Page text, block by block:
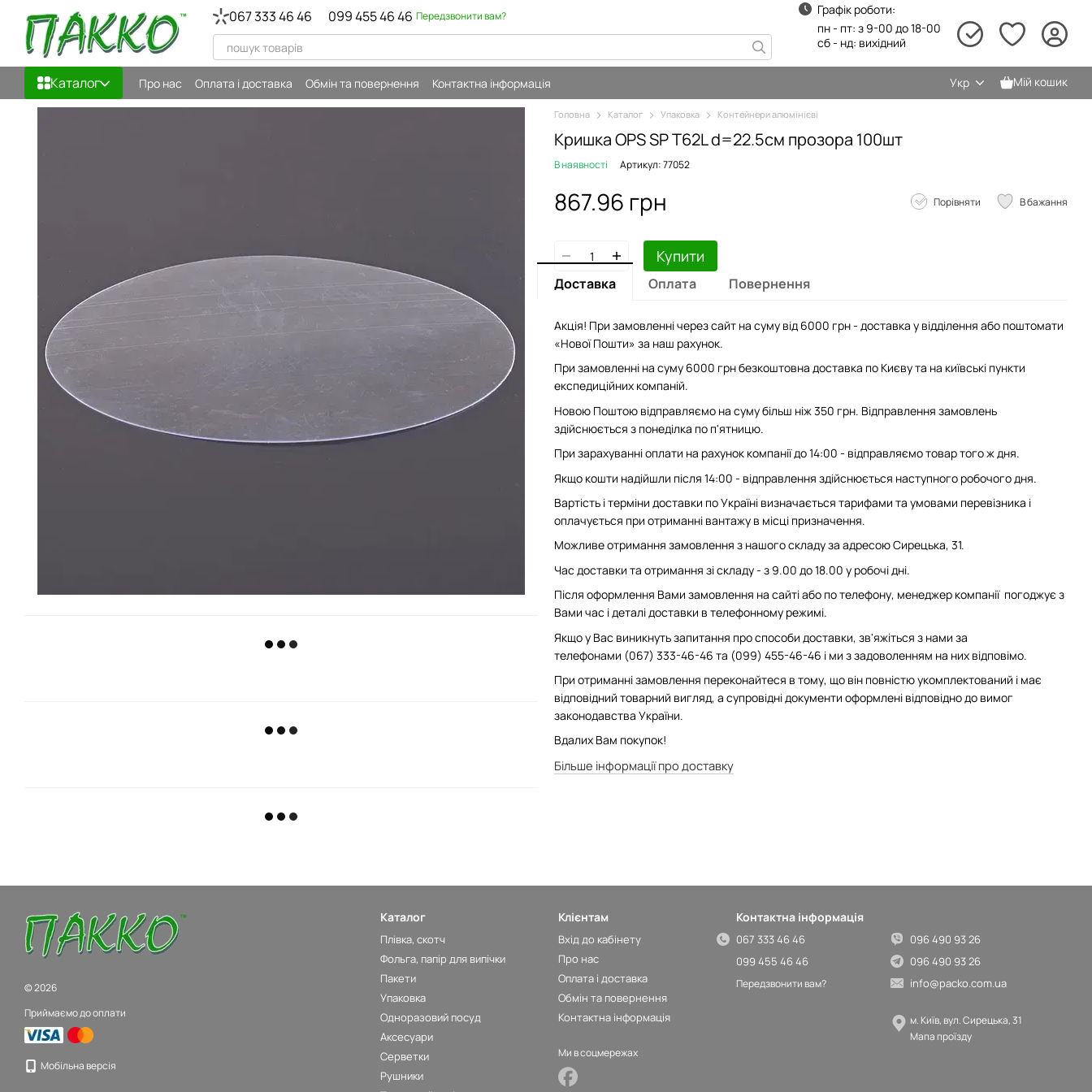
Перейти до основного контенту 067 333 46 46 099 455 46 46 Передзвонити вам?
Графік роботи:
пн - пт: з 9-00 до 18-00
сб - нд: вихідний
Каталог Про нас Оплата і доставка Обмін та повернення Контактна інформація Укр Мій кошик
Головна Каталог Упаковка Контейнери алюмінієві
Кришка OPS SP T62L d=22.5см прозора 100шт
В наявності Артикул: 77052
867.96 грн Порівняти В бажання
Купити
Доставка Оплата Повернення
Акція! При замовленні через сайт на суму від 6000 грн - доставка у відділення або поштомати
«Нової Пошти» за наш рахунок.
При замовленні на суму 6000 грн безкоштовна доставка по Києву та на київські пункти
експедиційних компаній.
Новою Поштою відправляємо на суму більш ніж 350 грн. Відправлення замовлень
здійснюється з понеділка по п'ятницю.
При зарахуванні оплати на рахунок компанії до 14:00 - відправляємо товар того ж дня.
Якщо кошти надійшли після 14:00 - відправлення здійснюється наступного робочого дня.
Вартість і терміни доставки по Україні визначається тарифами та умовами перевізника і
оплачується при отриманні вантажу в місці призначення.
Можливе отримання замовлення з нашого складу за адресою Сирецька, 31.
Час доставки та отримання зі складу - з 9.00 до 18.00 у робочі дні.
Після оформлення Вами замовлення на сайті або по телефону, менеджер компанії погоджує з
Вами час і деталі доставки в телефонному режимі.
Якщо у Вас виникнуть запитання про способи доставки, зв'яжіться з нами за
телефонами (067) 333-46-46 та (099) 455-46-46 і ми з задоволенням на них відповімо.
При отриманні замовлення переконайтеся в тому, що він повністю укомплектований і має
відповідний товарний вигляд, а супровідні документи оформлені відповідно до вимог
законодавства України.
Вдалих Вам покупок!
Більше інформації про доставку
© 2026
Приймаємо до оплати
Мобільна версія
Каталог
Плівка, скотч
Фольга, папір для випічки
Пакети
Упаковка
Одноразовий посуд
Аксесуари
Серветки
Рушники
Клієнтам
Вхід до кабінету
Про нас
Оплата і доставка
Обмін та повернення
Контактна інформація
Ми в соцмережах
Контактна інформація
067 333 46 46
099 455 46 46
Передзвонити вам?
096 490 93 26
096 490 93 26
info@packo.com.ua
м. Київ, вул. Сирецька, 31
Мапа проїзду